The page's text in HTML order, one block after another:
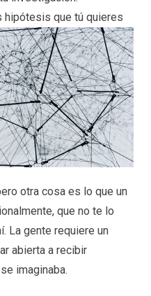
hipótesis que tú quieres
otra cosa es lo que un
que no te lo
La gente requiere un
abierta a recibir
imaginaba.